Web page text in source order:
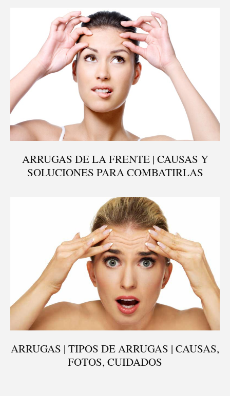
ARRUGAS DE LA FRENTE | CAUSAS Y
SOLUCIONES PARA COMBATIRLAS
ARRUGAS | TIPOS DE ARRUGAS | CAUSAS,
FOTOS, CUIDADOS